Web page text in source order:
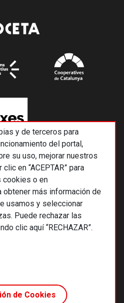
y de terceros para
del portal,
su uso, mejorar nuestros
en “ACEPTAR” para
cookies o en
obtener más información de
usamos y seleccionar
Puede rechazar las
clic aquí “RECHAZAR”.
de Cookies
económicas SCCL
de uso
de cookies